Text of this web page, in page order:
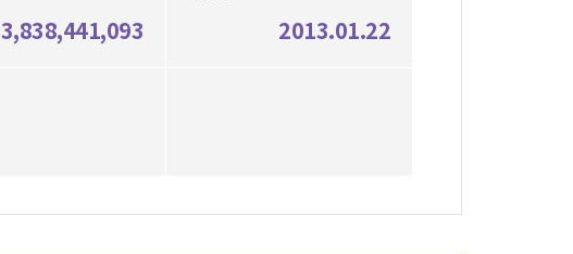
3,838,441,093 2013.01.22